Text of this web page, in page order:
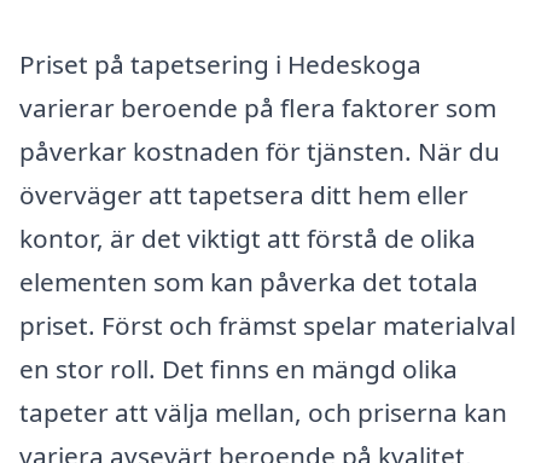
Priset på tapetsering i Hedeskoga
varierar beroende på flera faktorer som
påverkar kostnaden för tjänsten. När du
överväger att tapetsera ditt hem eller
kontor, är det viktigt att förstå de olika
elementen som kan påverka det totala
priset. Först och främst spelar materialval
en stor roll. Det finns en mängd olika
tapeter att välja mellan, och priserna kan
variera avsevärt beroende på kvalitet,